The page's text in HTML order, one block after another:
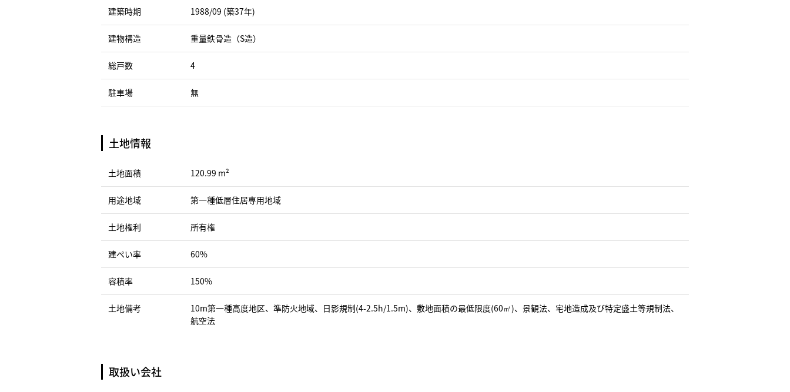
建築時期 1988/09 (築37年)
建物構造 重量鉄骨造（S造）
総戸数 4
駐車場 無
土地情報
土地面積 120.99 m²
用途地域 第一種低層住居専用地域
土地権利 所有権
建ぺい率 60%
容積率 150%
土地備考
10m第一種高度地区、準防火地域、日影規制(4-2.5h/1.5m)、敷地面積の最低限度(60㎡)、景観法、宅地造成及び特定盛土等規制法、
航空法
取扱い会社